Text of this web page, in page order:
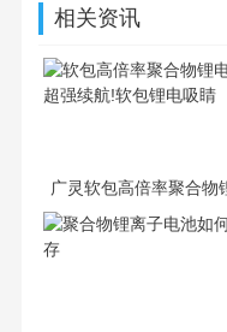
相关资讯
广灵软包高倍率聚合物
池-超强续航!软包锂电